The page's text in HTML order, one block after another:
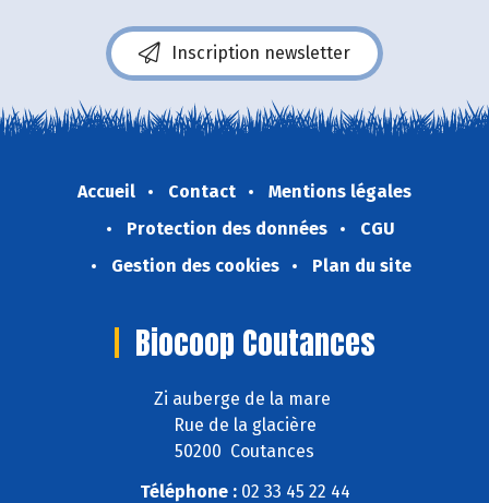
Inscription newsletter
Accueil Contact
Mentions légales
Protection des données
CGU
Gestion des cookies
Plan du site
Biocoop Coutances
Zi auberge de la mare
Rue de la glacière
50200 Coutances
Téléphone :02 33 45 22 44